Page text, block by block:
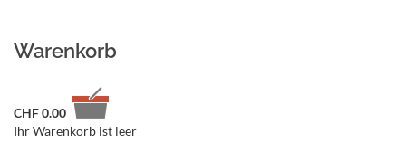
Warenkorb
CHF0.00
Ihr Warenkorb ist leer